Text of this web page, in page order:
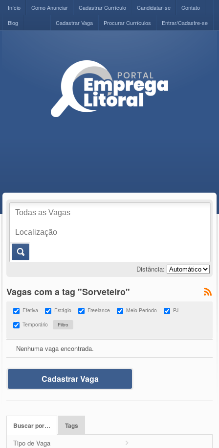
Início Como Anunciar Cadastrar Currículo Candidatar-se
Contato
Blog
Entrar/Cadastre-se
Procurar Currículos
Cadastrar Vaga
Distância:
Vagas com a tag "Sorveteiro"
Efetiva Estágio Freelance Meio Período
PJ
Temporário
Nenhuma vaga encontrada.
Cadastrar Vaga
Buscar por… Tags
Tipo de Vaga